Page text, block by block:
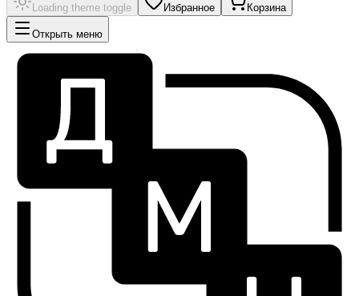
Loading theme toggle Избранное Корзина
Открыть меню